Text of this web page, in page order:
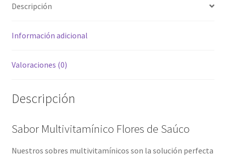
Descripción
Información adicional
Valoraciones (0)
Descripción
Sabor Multivitamínico Flores de Saúco
Nuestros sobres multivitamínicos son la solución perfecta